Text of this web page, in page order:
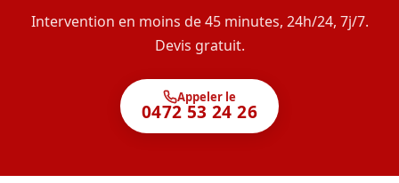
Intervention en moins de 45 minutes, 24h/24, 7j/7.
Devis gratuit.
Appeler le
0472 53 24 26